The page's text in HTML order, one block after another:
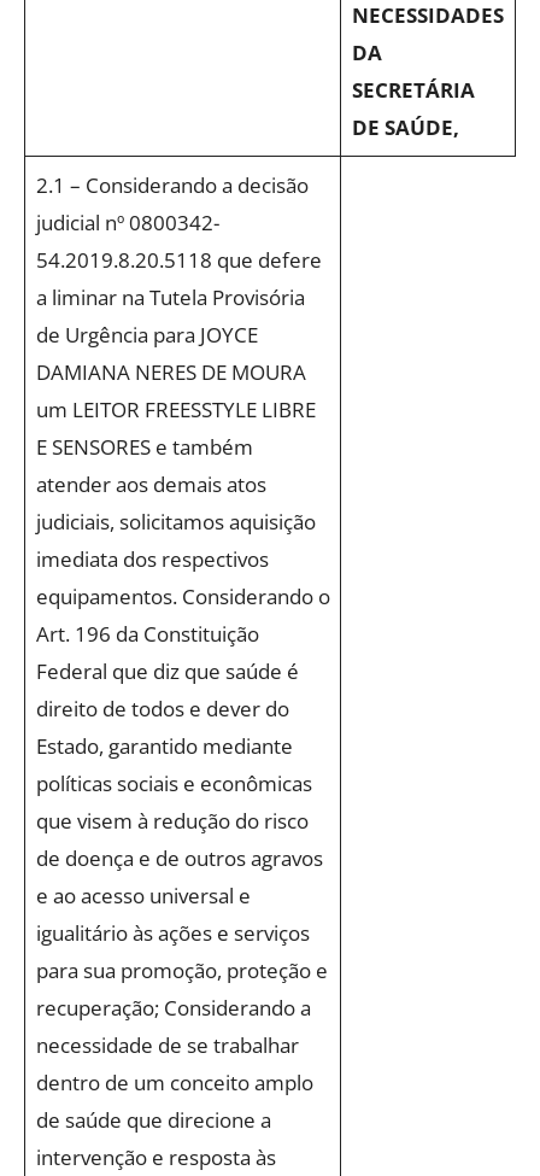
NECESSIDADES
DA
SECRETÁRIA
DE SAÚDE,
2.1 – Considerando a decisão
judicial nº 0800342-
54.2019.8.20.5118 que defere
a liminar na Tutela Provisória
de Urgência para JOYCE
DAMIANA NERES DE MOURA
um LEITOR FREESSTYLE LIBRE
E SENSORES e também
atender aos demais atos
judiciais, solicitamos aquisição
imediata dos respectivos
equipamentos. Considerando o
Art. 196 da Constituição
Federal que diz que saúde é
direito de todos e dever do
Estado, garantido mediante
políticas sociais e econômicas
que visem à redução do risco
de doença e de outros agravos
e ao acesso universal e
igualitário às ações e serviços
para sua promoção, proteção e
recuperação; Considerando a
necessidade de se trabalhar
dentro de um conceito amplo
de saúde que direcione a
intervenção e resposta às